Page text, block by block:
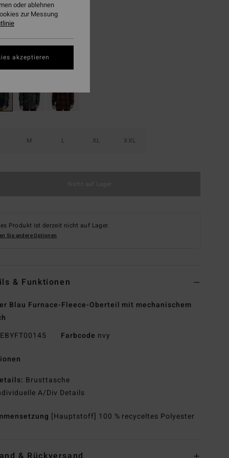
RABATT EXTRA 25%
M L XL XXL
Produkt ist derzeit nicht auf Lager.
Sie andere Optionen
& Funktionen
Blau Furnace-Fleece-Oberteil mit mechanischem
EBYFT00145 Farbcode nvy
Brusttasche
A/Div Details
[Hauptstoff] 100 % recyceltes Polyester
oder ablehnen
zur Messung
akzeptieren